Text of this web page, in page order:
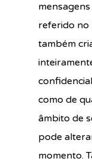
referido no
também
como de
âmbito de
pode
momento.